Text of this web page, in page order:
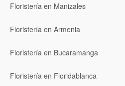
Floristería en Manizales
Floristería en Armenia
Floristería en Bucaramanga
Floristería en Floridablanca